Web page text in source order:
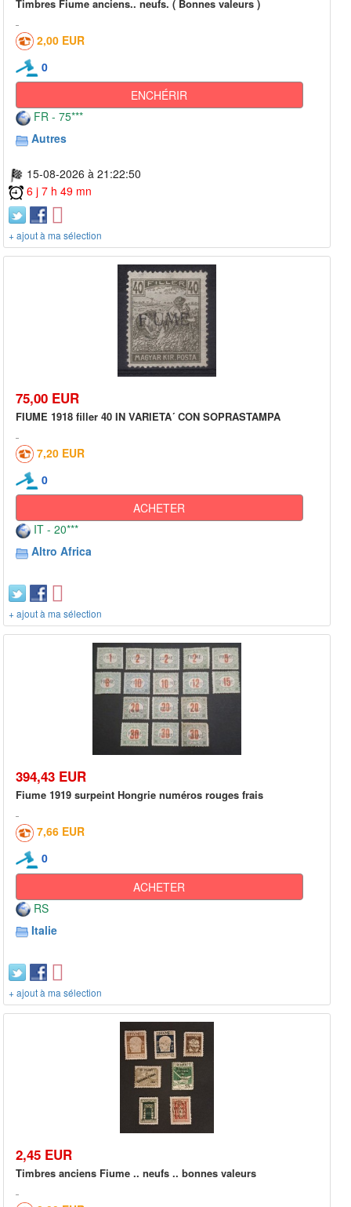
Timbres Fiume anciens.. neufs. ( Bonnes valeurs )
2,00 EUR
0
ENCHÉRIR
FR - 75***
Autres
15-08-2026 à 21:22:50
6 j 7 h 49 mn
+ ajout à ma sélection
75,00 EUR
FIUME 1918 filler 40 IN VARIETA´ CON SOPRASTAMPA
7,20 EUR
0
ACHETER
IT - 20***
Altro Africa
+ ajout à ma sélection
394,43 EUR
Fiume 1919 surpeint Hongrie numéros rouges frais
7,66 EUR
0
ACHETER
RS
Italie
+ ajout à ma sélection
2,45 EUR
Timbres anciens Fiume .. neufs .. bonnes valeurs